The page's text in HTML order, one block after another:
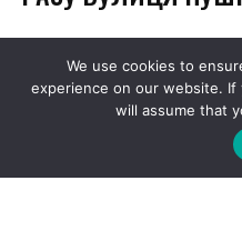
We use cookies to
experience on our website.
will assume that